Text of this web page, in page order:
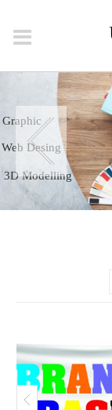
3D Modelling
Graphic
Web Desing